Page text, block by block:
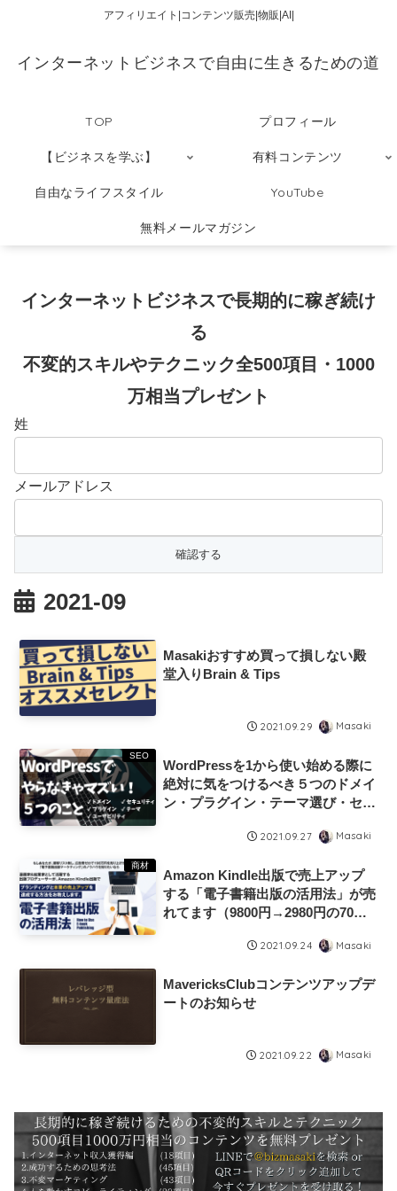
アフィリエイト|コンテンツ販売|物販|AI|
インターネットビジネスで自由に生きるための道
TOP プロフィール
【ビジネスを学ぶ】 有料コンテンツ
自由なライフスタイル YouTube
無料メールマガジン
インターネットビジネスで長期的に稼ぎ続け
る
不変的スキルやテクニック全500項目・1000
万相当プレゼント
姓
メールアドレス
2021-09
Masakiおすすめ買って損しない殿
堂入りBrain & Tips
2021.09.29 Masaki
SEO
WordPressを1から使い始める際に
絶対に気をつけるべき５つのドメイ
ン・プラグイン・テーマ選び・セキ
2021.09.27 Masaki
商材
Amazon Kindle出版で売上アップ
する「電子書籍出版の活用法」が売
れてます（9800円→2980円の70%
2021.09.24 Masaki
MavericksClubコンテンツアップデ
ートのお知らせ
2021.09.22 Masaki